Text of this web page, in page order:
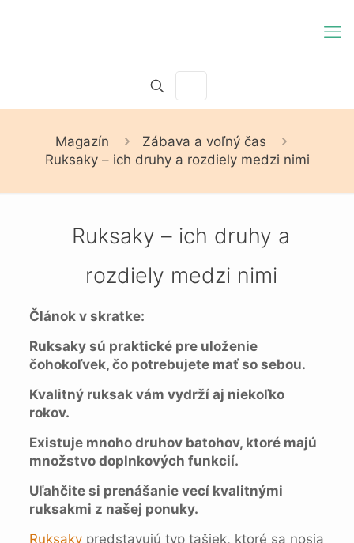
Magazín
Zábava a voľný čas
Ruksaky – ich druhy a rozdiely medzi nimi
Ruksaky – ich druhy a
rozdiely medzi nimi
Článok v skratke:
Ruksaky sú praktické pre uloženie
čohokoľvek, čo potrebujete mať so sebou.
Kvalitný ruksak vám vydrží aj niekoľko
rokov.
Existuje mnoho druhov batohov, ktoré majú
množstvo doplnkových funkcií.
Uľahčite si prenášanie vecí kvalitnými
ruksakmi z našej ponuky.
Ruksakypredstavujú typ tašiek, ktoré sa nosia